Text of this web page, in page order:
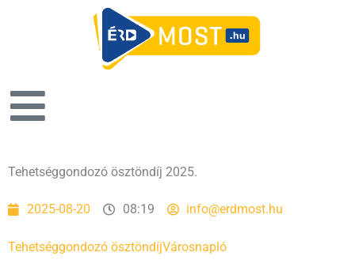
Tehetséggondozó ösztöndíj 2025.
2025-08-20 08:19 info@erdmost.hu
Tehetséggondozó ösztöndíjVárosnapló